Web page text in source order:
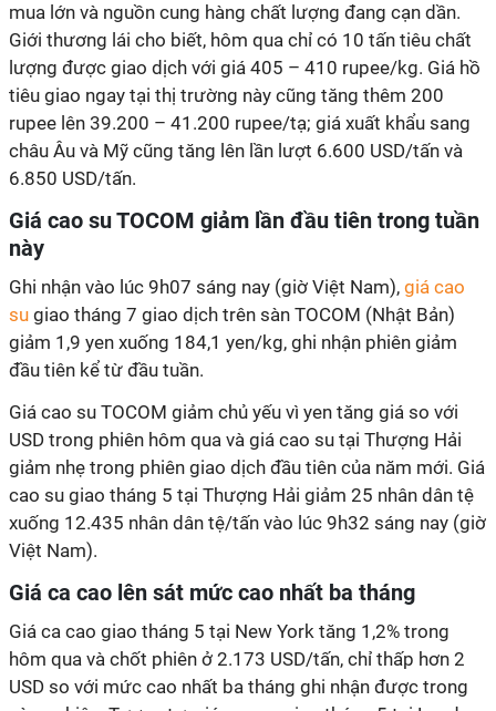
mua lớn và nguồn cung hàng chất lượng đang cạn dần.
Giới thương lái cho biết, hôm qua chỉ có 10 tấn tiêu chất
lượng được giao dịch với giá 405 – 410 rupee/kg. Giá hồ
tiêu giao ngay tại thị trường này cũng tăng thêm 200
rupee lên 39.200 – 41.200 rupee/tạ; giá xuất khẩu sang
châu Âu và Mỹ cũng tăng lên lần lượt 6.600 USD/tấn và
6.850 USD/tấn.
Giá cao su TOCOM giảm lần đầu tiên trong tuần
này
Ghi nhận vào lúc 9h07 sáng nay (giờ Việt Nam), giá cao
su giao tháng 7 giao dịch trên sàn TOCOM (Nhật Bản)
giảm 1,9 yen xuống 184,1 yen/kg, ghi nhận phiên giảm
đầu tiên kể từ đầu tuần.
Giá cao su TOCOM giảm chủ yếu vì yen tăng giá so với
USD trong phiên hôm qua và giá cao su tại Thượng Hải
giảm nhẹ trong phiên giao dịch đầu tiên của năm mới. Giá
cao su giao tháng 5 tại Thượng Hải giảm 25 nhân dân tệ
xuống 12.435 nhân dân tệ/tấn vào lúc 9h32 sáng nay (giờ
Việt Nam).
Giá ca cao lên sát mức cao nhất ba tháng
Giá ca cao giao tháng 5 tại New York tăng 1,2% trong
hôm qua và chốt phiên ở 2.173 USD/tấn, chỉ thấp hơn 2
USD so với mức cao nhất ba tháng ghi nhận được trong